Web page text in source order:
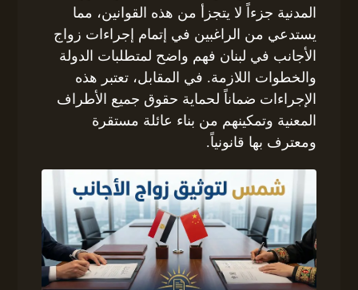
المدنية جزءاً لا يتجزأ من هذه القوانين، مما
يستدعي من الراغبين في إتمام إجراءات زواج
الأجانب في لبنان فهم واضح لمتطلبات الدولة
والخطوات اللازمة. في المقابل، تعتبر هذه
الإجراءات ضماناً لحماية حقوق جميع الأطراف
المعنية وتمكينهم من بناء عائلة مستقرة
ومعترف بها قانونياً.